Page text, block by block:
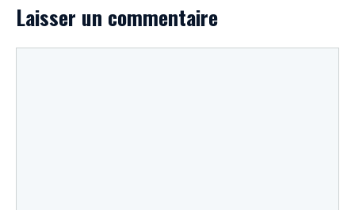
Laisser un commentaire